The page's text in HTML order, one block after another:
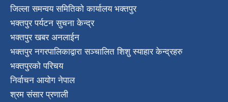
जिल्ला समन्वय समितिको कार्यालय भक्तपुर
भक्तपुर पर्यटन सुचना केन्द्र
भक्तपुर खबर अनलाईन
भक्तपुर नगरपालिकाद्वारा सञ्चालित शिशु स्याहार केन्द्रहरु
भक्तपुरकाे परिचय
निर्वाचन आयोग नेपाल
श्रम संसार प्रणाली